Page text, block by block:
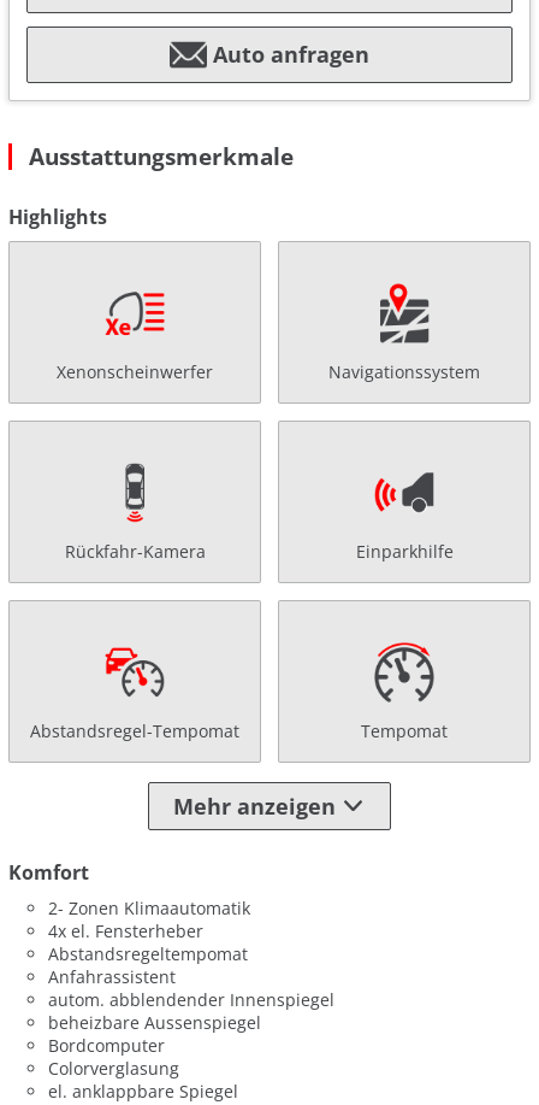
Auto anfragen
Ausstattungsmerkmale
Highlights
Xenonscheinwerfer Navigationssystem
Rückfahr-Kamera Einparkhilfe
Abstandsregel-Tempomat Tempomat
Mehr anzeigen
Komfort
2- Zonen Klimaautomatik
4x el. Fensterheber
Abstandsregeltempomat
Anfahrassistent
autom. abblendender Innenspiegel
beheizbare Aussenspiegel
Bordcomputer
Colorverglasung
el. anklappbare Spiegel